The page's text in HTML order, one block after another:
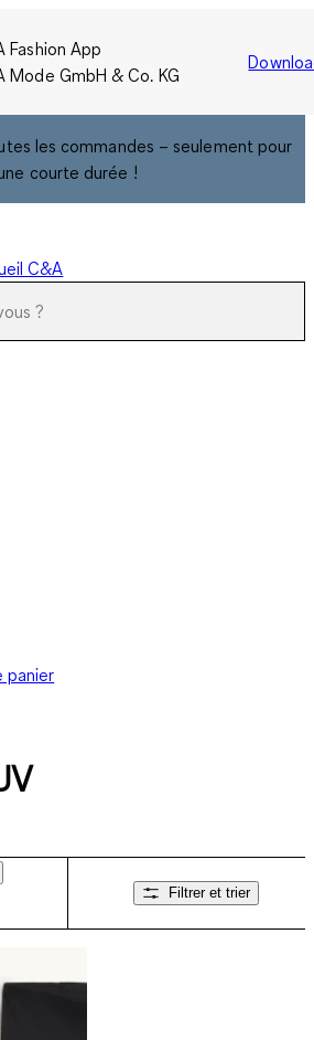
Fashion App
Mode GmbH & Co. KG
les commandes – seulement pour
courte durée !
C&A
panier
Filtrer et trier